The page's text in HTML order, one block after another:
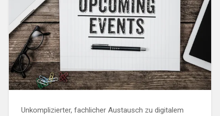
Unkomplizierter, fachlicher Austausch zu digitalem